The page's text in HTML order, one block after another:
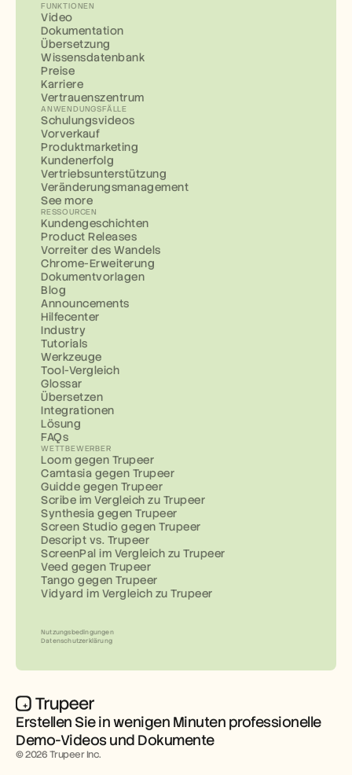
Erstellen Sie in wenigen Minuten professionelle
Demo-Videos und Dokumente
© 2026 Trupeer Inc.
FUNKTIONEN
Video
Dokumentation
Übersetzung
Wissensdatenbank
Preise
Karriere
Vertrauenszentrum
ANWENDUNGSFÄLLE
Schulungsvideos
Vorverkauf
Produktmarketing
Kundenerfolg
Vertriebsunterstützung
Veränderungsmanagement
See more
RESSOURCEN
Kundengeschichten
Product Releases
Vorreiter des Wandels
Chrome-Erweiterung
Dokumentvorlagen
Blog
Announcements
Hilfecenter
Industry
Tutorials
Werkzeuge
Tool-Vergleich
Glossar
Übersetzen
Integrationen
Lösung
FAQs
WETTBEWERBER
Loom gegen Trupeer
Camtasia gegen Trupeer
Guidde gegen Trupeer
Scribe im Vergleich zu Trupeer
Synthesia gegen Trupeer
Screen Studio gegen Trupeer
Descript vs. Trupeer
ScreenPal im Vergleich zu Trupeer
Veed gegen Trupeer
Tango gegen Trupeer
Vidyard im Vergleich zu Trupeer
Nutzungsbedingungen
Datenschutzerklärung